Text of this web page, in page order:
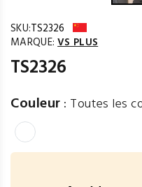
SKU:TS2326
MARQUE: VS PLUS
TS2326
Couleur : Toutes les